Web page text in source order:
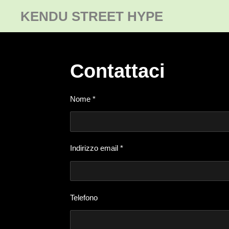
KENDU STREET HYPE
Contattaci
Nome *
Indirizzo email *
Telefono